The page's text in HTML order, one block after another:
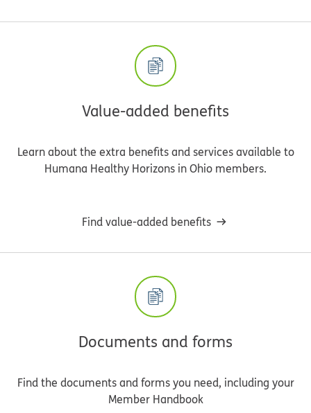
Value-added benefits
Learn about the extra benefits and services available to
Humana Healthy Horizons in Ohio members.
Find value-added benefits
Documents and forms
Find the documents and forms you need, including your
Member Handbook